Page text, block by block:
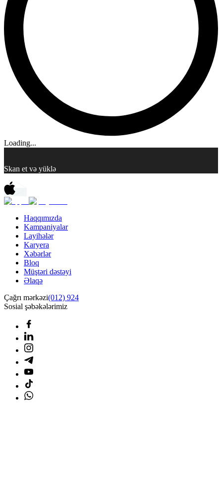
Loading...
Skan et və yüklə
Haqqımızda
Kampaniyalar
Layihələr
Karyera
Xəbərlər
Bloq
Müştəri dəstəyi
Əlaqə
Çağrı mərkəzi(012) 924
Sosial şəbəkələrimiz